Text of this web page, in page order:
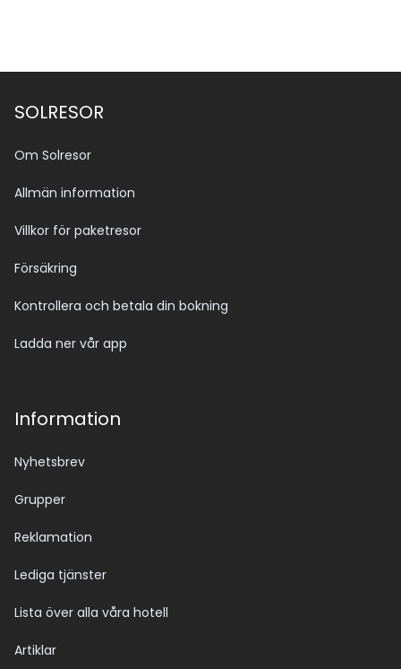
SOLRESOR
Om Solresor
Allmän information
Villkor för paketresor
Försäkring
Kontrollera och betala din bokning
Ladda ner vår app
Information
Nyhetsbrev
Grupper
Reklamation
Lediga tjänster
Lista över alla våra hotell
Artiklar